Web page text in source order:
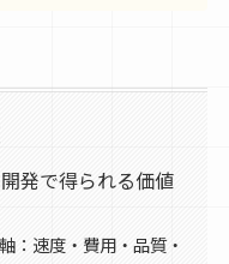
発で得られる価値
：速度・費用・品質・